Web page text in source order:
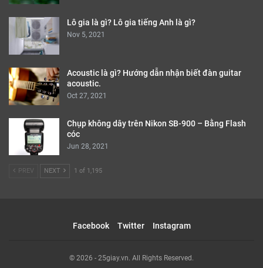
Lô gia là gì? Lô gia tiếng Anh là gì?
Nov 5, 2021
Acoustic là gì? Hướng dẫn nhận biết đàn guitar
acoustic.
Oct 27, 2021
Chụp không dây trên Nikon SB-900 – Bằng Flash
cóc
Jun 28, 2021
PREV NEXT 1 of 1,195
Facebook Twitter Instagram
© 2026 - 25giay.vn. All Rights Reserved.